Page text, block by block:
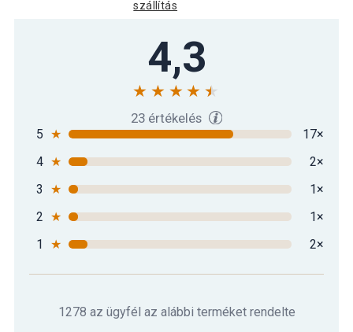
Gorilla Sports Erősítő gumiszalag 6,4
Gorilla Sports Erősítő gumiszalag 83
szett 10 db
szállítás
4,3
23 értékelés
5 ★
17×
4 ★
2×
3
★
1×
2 ★
1×
1
★ 2×
1278 az ügyfél az alábbi terméket rendelte